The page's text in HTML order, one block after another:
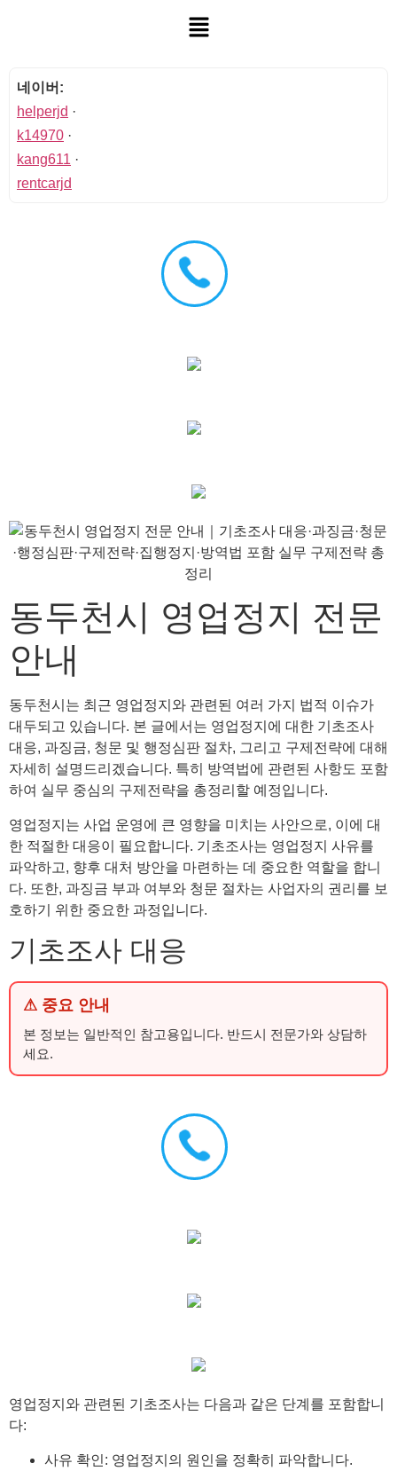
네이버:
helperjd ·
k14970 ·
kang611 ·
rentcarjd
동두천시 영업정지 전문
안내
동두천시는 최근 영업정지와 관련된 여러 가지 법적 이슈가
대두되고 있습니다. 본 글에서는 영업정지에 대한 기초조사
대응, 과징금, 청문 및 행정심판 절차, 그리고 구제전략에 대해
자세히 설명드리겠습니다. 특히 방역법에 관련된 사항도 포함
하여 실무 중심의 구제전략을 총정리할 예정입니다.
영업정지는 사업 운영에 큰 영향을 미치는 사안으로, 이에 대
한 적절한 대응이 필요합니다. 기초조사는 영업정지 사유를
파악하고, 향후 대처 방안을 마련하는 데 중요한 역할을 합니
다. 또한, 과징금 부과 여부와 청문 절차는 사업자의 권리를 보
호하기 위한 중요한 과정입니다.
기초조사 대응
⚠ 중요 안내
본 정보는 일반적인 참고용입니다. 반드시 전문가와 상담하
세요.
영업정지와 관련된 기초조사는 다음과 같은 단계를 포함합니
다:
사유 확인: 영업정지의 원인을 정확히 파악합니다.